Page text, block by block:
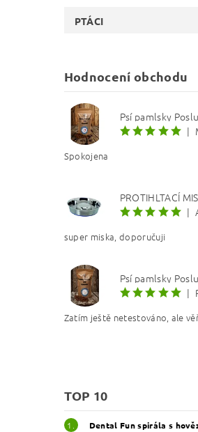
PTÁCI
Hodnocení obchodu
|
Spokojena
|
super miska, doporučuji
|
Zatím ještě netestováno, ale
TOP 10
Dental Fun spirála s